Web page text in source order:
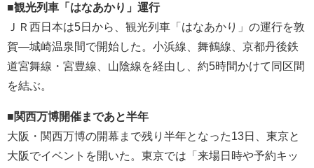
■観光列車「はなあかり」運行
ＪＲ西日本は5日から、観光列車「はなあかり」の運行を敦
賀―城崎温泉間で開始した。小浜線、舞鶴線、京都丹後鉄
道宮舞線・宮豊線、山陰線を経由し、約5時間かけて同区間
を結ぶ。
■関西万博開催まであと半年
大阪・関西万博の開幕まで残り半年となった13日、東京と
大阪でイベントを開いた。東京では「来場日時や予約キッ